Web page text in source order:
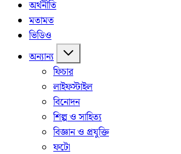
অর্থনীতি
মতামত
ভিডিও
অন্যান্য
ফিচার
লাইফস্টাইল
বিনোদন
শিল্প ও সাহিত্য
বিজ্ঞান ও প্রযুক্তি
ফটো